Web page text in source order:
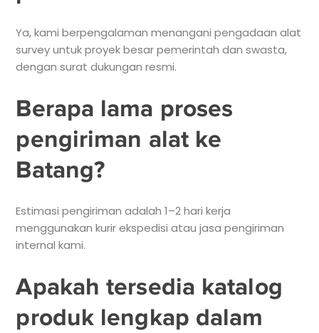
Ya, kami berpengalaman menangani pengadaan alat
survey untuk proyek besar pemerintah dan swasta,
dengan surat dukungan resmi.
Berapa lama proses
pengiriman alat ke
Batang?
Estimasi pengiriman adalah 1–2 hari kerja
menggunakan kurir ekspedisi atau jasa pengiriman
internal kami.
Apakah tersedia katalog
produk lengkap dalam